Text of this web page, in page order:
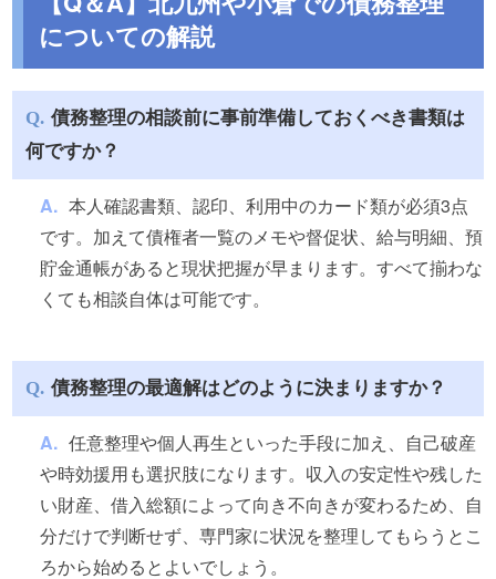
についての解説
債務整理の相談前に事前準備しておくべき書類は
何ですか？
本人確認書類、認印、利用中のカード類が必須3点
です。加えて債権者一覧のメモや督促状、給与明細、預
貯金通帳があると現状把握が早まります。すべて揃わな
くても相談自体は可能です。
債務整理の最適解はどのように決まりますか？
任意整理や個人再生といった手段に加え、自己破産
や時効援用も選択肢になります。収入の安定性や残した
い財産、借入総額によって向き不向きが変わるため、自
分だけで判断せず、専門家に状況を整理してもらうとこ
ろから始めるとよいでしょう。